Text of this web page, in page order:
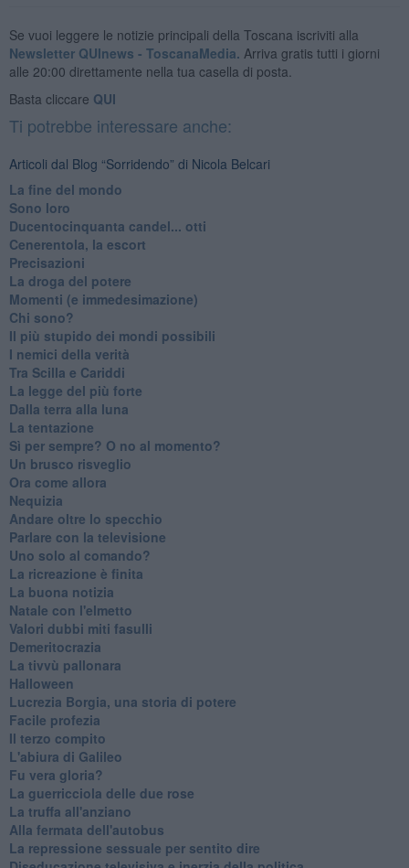
Se vuoi leggere le notizie principali della Toscana iscriviti alla
Newsletter QUInews - ToscanaMedia. Arriva gratis tutti i giorni
alle 20:00 direttamente nella tua casella di posta.
Basta cliccare QUI
Ti potrebbe interessare anche:
Articoli dal Blog “Sorridendo” di Nicola Belcari
La fine del mondo
Sono loro
Ducentocinquanta candel... otti
Cenerentola, la escort
Precisazioni
La droga del potere
Momenti (e immedesimazione)
Chi sono?
Il più stupido dei mondi possibili
I nemici della verità
Tra Scilla e Cariddi
La legge del più forte
Dalla terra alla luna
La tentazione
​Sì per sempre? O no al momento?
Un brusco risveglio
Ora come allora
Nequizia
Andare oltre lo specchio
Parlare con la televisione
Uno solo al comando?
La ricreazione è finita
La buona notizia
Natale con l'elmetto
Valori dubbi miti fasulli
Demeritocrazia
La tivvù pallonara
Halloween
​Lucrezia Borgia, una storia di potere
Facile profezia
Il terzo compito
L'abiura di Galileo
Fu vera gloria?
La guerricciola delle due rose
La truffa all'anziano
Alla fermata dell'autobus
La repressione sessuale per sentito dire